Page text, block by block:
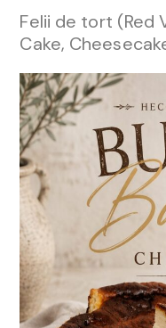
Felii de tort (Red
Cake,